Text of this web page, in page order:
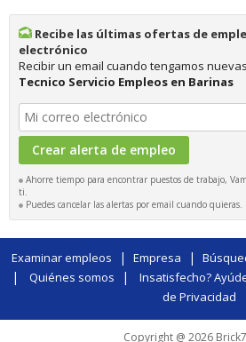
Recibe las últimas ofertas de
electrónico
Recibir un email cuando tengamos
Tecnico Servicio Empleos en Barinas
Ahorre tiempo para encontrar puestos de trabajo,
ti.
Puedes cancelar las alertas por email cuando quieras.
Examinar empleos | Empresa |
| Quiénes somos | Insatisfecho?
de Privacidad
Copyright @ 2026